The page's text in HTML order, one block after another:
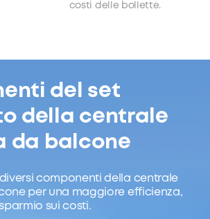
costi delle bollette.
del set
della centrale
da balcone
componenti della centrale
per una maggiore efficienza,
sui costi.